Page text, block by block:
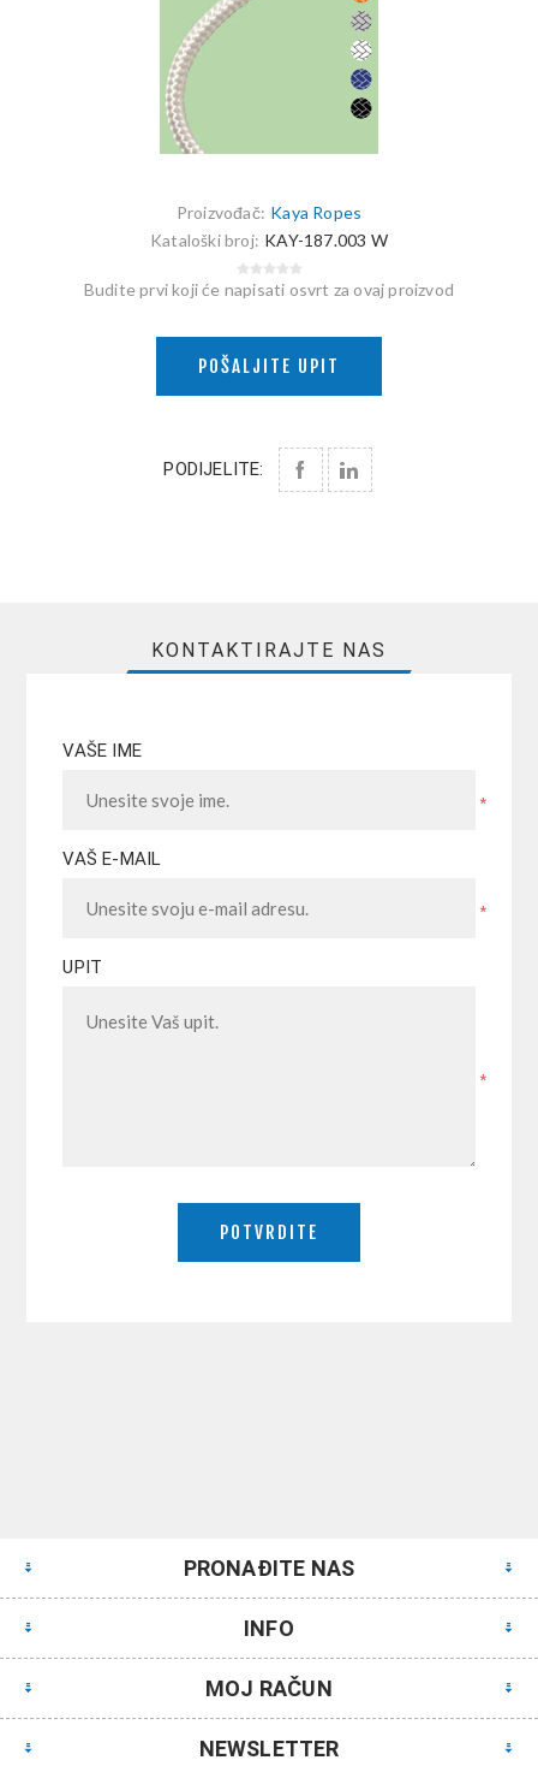
Proizvođač: Kaya Ropes
Kataloški broj: KAY-187.003 W
Budite prvi koji će napisati osvrt za ovaj proizvod
POŠALJITE UPIT
PODIJELITE:
KONTAKTIRAJTE NAS
VAŠE IME
*
VAŠ E-MAIL
*
UPIT
*
PRONAĐITE NAS
INFO
MOJ RAČUN
NEWSLETTER